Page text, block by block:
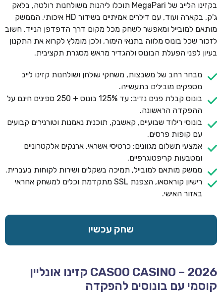
בקזינו הלייב של MegaPari תוכלו ליהנות משולחנות רולטה, בלאק
ג'ק, בקארה ועוד, עם דילרים אמיתיים בשידור HD איכותי. הממשק
מותאם למובייל ומאפשר לשחק מכל מקום דרך הדפדפן הנייד. חשוב
לזכור שכל בונוס מלווה בתנאי הימור, ולכן מומלץ לקרוא את התקנון
בעיון לפני הפעלת הבונוס ולהגדיר מראש מסגרת תקציבית.
מבחר רחב של משבצות, משחקי שולחן ושולחנות קזינו לייב
מספקים מובילים בתעשייה.
בונוס קבלת פנים נדיב: עד 125% בונוס + 250 ספינים חינם על
ההפקדה הראשונה.
בונוסי רילוד שבועיים, קאשבק, תוכנית נאמנות וטורנירים קבועים
עם קופות פרסים.
אמצעי תשלום מגוונים: כרטיסי אשראי, ארנקים אלקטרוניים
ומטבעות קריפטוגרפיים.
ממשק מותאם למובייל, תמיכה בשקלים ושירות לקוחות בעברית.
רישיון קוראסאו, הצפנת SSL מתקדמת וכלים למשחק אחראי
באזור האישי.
שחק עכשיו
CASOO CASINO – 2026 קזינו אונליין
קוסמי עם בונוסים להפקדה